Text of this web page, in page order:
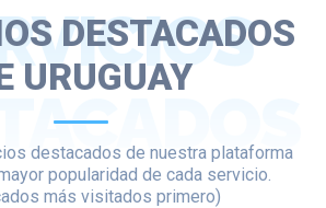
DESTACADOS
URUGUAY
destacados de nuestra plataforma
popularidad de cada servicio.
más visitados primero)